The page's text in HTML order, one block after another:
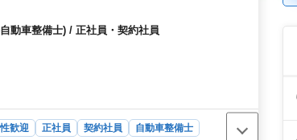
動車整備士) / 正社員・契約社員
歓迎 正社員 契約社員 自動車整備士